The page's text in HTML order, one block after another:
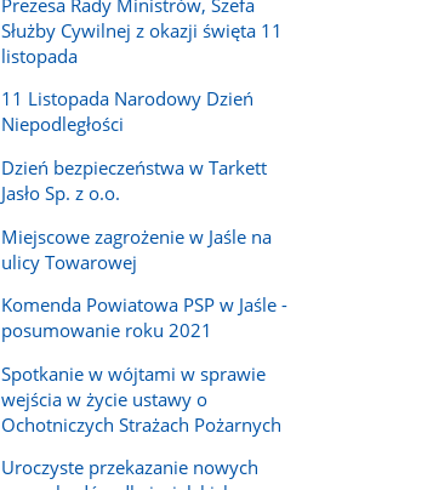
Służby Cywilnej z okazji święta 11
listopada
11 Listopada Narodowy Dzień
Niepodległości
Dzień bezpieczeństwa w Tarkett
Jasło Sp. z o.o.
Miejscowe zagrożenie w Jaśle na
ulicy Towarowej
Komenda Powiatowa PSP w Jaśle -
posumowanie roku 2021
Spotkanie w wójtami w sprawie
wejścia w życie ustawy o
Ochotniczych Strażach Pożarnych
Uroczyste przekazanie nowych